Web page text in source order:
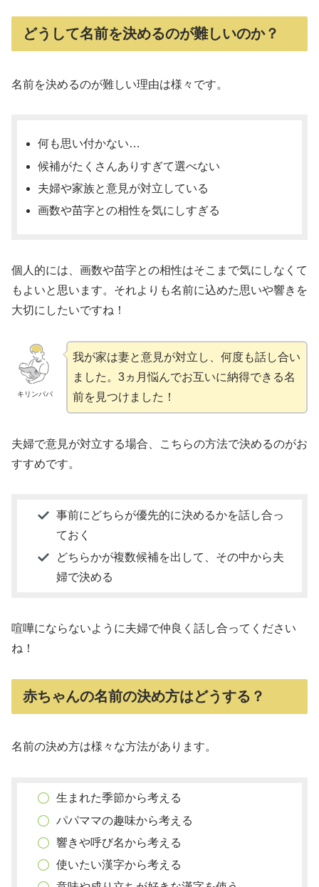
どうして名前を決めるのが難しいのか？
名前を決めるのが難しい理由は様々です。
何も思い付かない…
候補がたくさんありすぎて選べない
夫婦や家族と意見が対立している
画数や苗字との相性を気にしすぎる
個人的には、画数や苗字との相性はそこまで気にしなくて
もよいと思います。それよりも名前に込めた思いや響きを
大切にしたいですね！
キリンパパ
我が家は妻と意見が対立し、何度も話し合い
ました。3ヵ月悩んでお互いに納得できる名
前を見つけました！
夫婦で意見が対立する場合、こちらの方法で決めるのがお
すすめです。
事前にどちらが優先的に決めるかを話し合っ
ておく
どちらかが複数候補を出して、その中から夫
婦で決める
喧嘩にならないように夫婦で仲良く話し合ってください
ね！
赤ちゃんの名前の決め方はどうする？
名前の決め方は様々な方法があります。
生まれた季節から考える
パパママの趣味から考える
響きや呼び名から考える
使いたい漢字から考える